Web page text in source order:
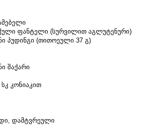
ფანტელი (სურვილით აგლუტენური)
პუდინგი (თითოეული 37 გ)
შაქარი
სკ კონიაკით
დამტვრეული